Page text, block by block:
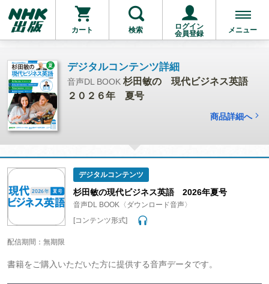
カート 検索
ログイン
会員登録
メニュー
デジタルコンテンツ詳細
音声DL BOOK 杉田敏の 現代ビジネス英語
２０２６年 夏号
商品詳細へ
デジタルコンテンツ
杉田敏の現代ビジネス英語 2026年夏号
音声DL BOOK〈ダウンロード音声〉
[コンテンツ形式]
配信期間：無期限
書籍をご購入いただいた方に提供する音声データです。